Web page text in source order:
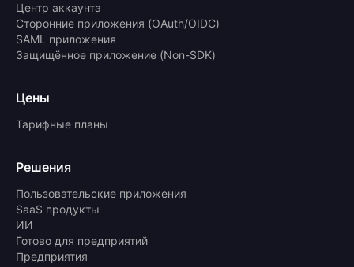
Центр аккаунта
Сторонние приложения (OAuth/OIDC)
SAML приложения
Защищённое приложение (Non-SDK)
Цены
Тарифные планы
Решения
Пользовательские приложения
SaaS продукты
ИИ
Готово для предприятий
Предприятия